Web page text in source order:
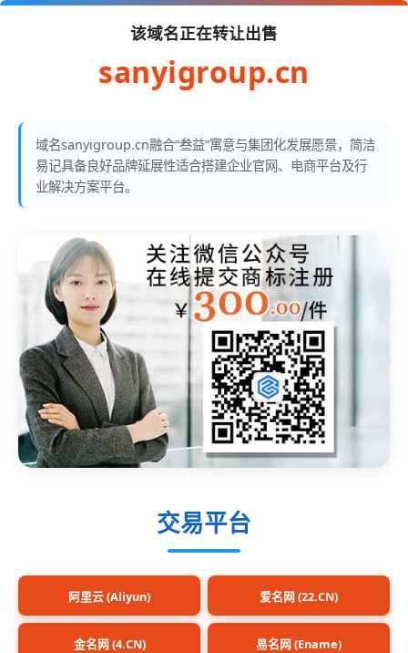
该域名正在转让出售
sanyigroup.cn
域名sanyigroup.cn融合“叁益”寓意与集团化发展愿景，简洁
易记具备良好品牌延展性适合搭建企业官网、电商平台及行
业解决方案平台。
交易平台
阿里云 (Aliyun) 爱名网 (22.CN)
金名网 (4.CN) 易名网 (Ename)